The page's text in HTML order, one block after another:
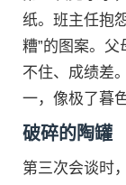
纸。班主任抱
糟”的图案。父
不住、成绩差
一，像极了暮
破碎的陶罐
第三次会谈时